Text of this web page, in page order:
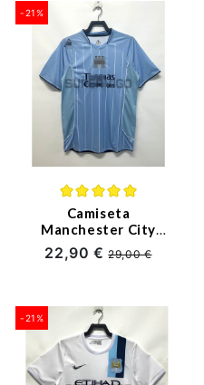
-21%
Camiseta
Manchester City
Primera Equipación
Retro 2007/08
22,90 €29,00 €
-21%